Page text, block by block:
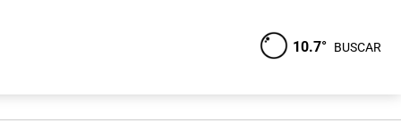
10.7° BUSCAR